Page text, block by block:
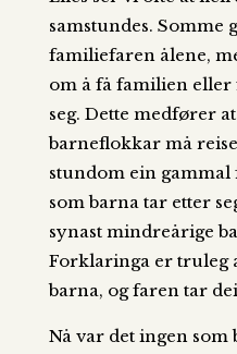
samstundes. Somme
familiefaren ålene,
om å få familien
seg. Dette medfører
barneflokkar må
stundom ein gammal
som barna tar etter
synast mindreårige
Forklaringa er truleg
barna, og faren tar
Nå var det ingen som